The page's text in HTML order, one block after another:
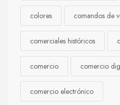
colores comandos de
comerciales históricos
comercio comercio
comercio electrónico